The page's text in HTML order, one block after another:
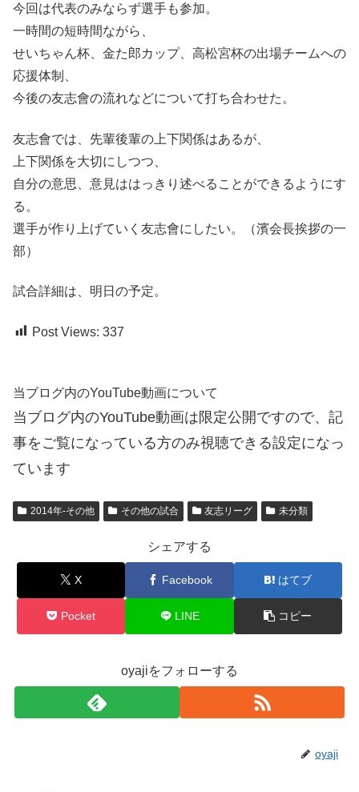
今回は代表のみならず選手も参加。
一時間の短時間ながら、
せいちゃん杯、金た郎カップ、高松宮杯の出場チームへの
応援体制、
今後の友志會の流れなどについて打ち合わせた。
友志會では、先輩後輩の上下関係はあるが、
上下関係を大切にしつつ、
自分の意思、意見ははっきり述べることができるようにす
る。
選手が作り上げていく友志會にしたい。（濱会長挨拶の一
部）
試合詳細は、明日の予定。
Post Views: 337
当ブログ内のYouTube動画について
当ブログ内のYouTube動画は限定公開ですので、記
事をご覧になっている方のみ視聴できる設定になっ
ています
2014年-その他 その他の試合 友志リーグ 未分類
シェアする
X Facebook はてブ
Pocket LINE コピー
oyajiをフォローする
oyaji